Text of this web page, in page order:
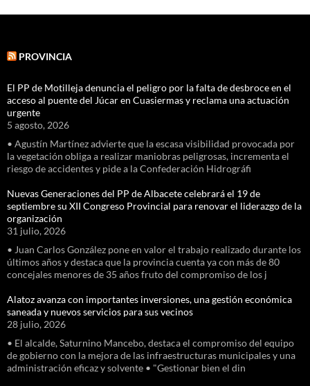
PROVINCIA
El PP de Motilleja denuncia el peligro por la falta de desbroce en el
acceso al puente del Júcar en Cuasiermas y reclama una actuación
urgente
5 agosto, 2026
• Agustín Martínez advierte que la escasa visibilidad provocada por
la vegetación obliga a realizar maniobras peligrosas, incrementa el
riesgo de accidentes y pide a la Confederación Hidrográfi
Nuevas Generaciones del PP de Albacete celebrará el 19 de
septiembre su XII Congreso Provincial para renovar el liderazgo de la
organización
31 julio, 2026
• Juan Carlos González pone en valor el trabajo realizado durante los
últimos años y destaca que la provincia cuenta ya con más de 80
concejales menores de 35 años fruto del compromiso de los j
Alatoz avanza con importantes inversiones, una gestión económica
saneada y nuevos servicios para sus vecinos
28 julio, 2026
• El alcalde, Saturnino Mancebo, destaca el compromiso del equipo
de gobierno con la mejora de las infraestructuras municipales y una
administración eficaz y solvente • "Gestionar bien el din